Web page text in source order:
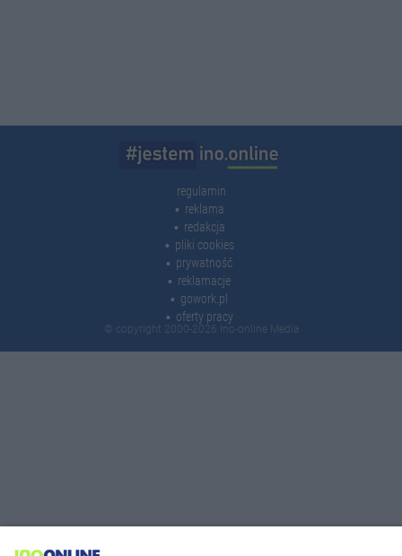
regulamin
reklama
redakcja
pliki cookies
prywatność
reklamacje
gowork.pl
oferty pracy
© copyright 2000-2026 Ino-online Media